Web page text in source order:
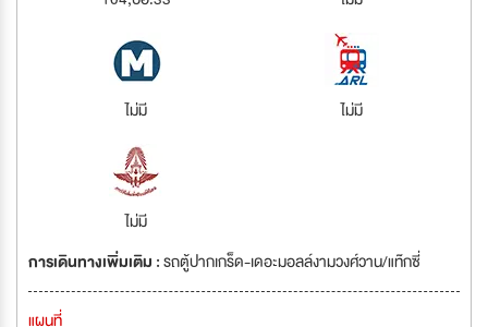
ไม่มี ไม่มี
ไม่มี
การเดินทางเพิ่มเติม :รถตู้ปากเกร็ด-เดอะมอลล์งามวงศ์วาน/แท๊กซี่
แผนที่